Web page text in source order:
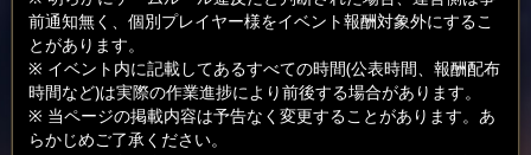
前通知無く、個別プレイヤー様をイベント報酬対象外にするこ
とがあります。
※ イベント内に記載してあるすべての時間(公表時間、報酬配布
時間など)は実際の作業進捗により前後する場合があります。
※ 当ページの掲載内容は予告なく変更することがあります。あ
らかじめご了承ください。